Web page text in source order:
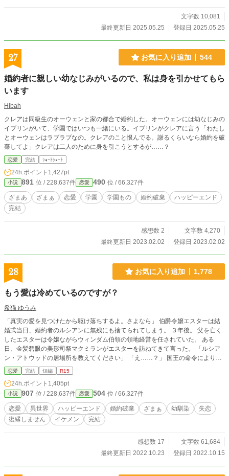
文字数 10,081
最終更新日 2025.05.25
登録日 2025.05.25
27 お気に入り追加 544
婚約者に親しい幼なじみがいるので、私は身を引かせてもら
います
Hibah
クレアは同級生のオーウェンと家の都合で婚約した。オーウェンには幼なじみの
イブリンがいて、学園ではいつも一緒にいる。イブリンがクレアに言う「わたし
とオーウェンはラブラブなの。クレアのこと恨んでる。謝るくらいなら婚約を破
棄してよ」クレアは二人のために身を引こうとするが……？
恋愛 完結 ｼｮｰﾄｼｮｰﾄ
24h.ポイント 1,427pt
小説 891 位 / 228,637件 恋愛 490 位 / 66,327件
ざまあ ざまぁ 恋愛 学園 学園もの 婚約破棄
ハッピーエンド
完結
感想数 2
文字数 4,270
最終更新日 2023.02.02
登録日 2023.02.02
28 お気に入り追加 1,778
もう愛は冷めているのですが？
希猫 ゆうみ
「真実の愛を見つけたから駆け落ちするよ。さよなら」 伯爵令嬢エスターは結
婚式当日、婚約者のルシアンに無残にも捨てられてしまう。 ３年後。 父を亡く
したエスターは令嬢ながらウィンダム伯領の領地経営を任されていた。 ある
日、金髪碧眼の美形司祭マクミランがエスターを訪ねてきて言った。 「ルシア
ン・アトウッドの居場所を教えてください」 「え……？」 国王の命令によりエ
スターの元婚約者を探しているとのこと。 忘れたはずの愛しさに突き動かさ
れ、マクミラン司祭と共にルシアンを探すエスター。 しかしルシアンとの再会
で心優しいエスターの愛はついに冷め切り、完全に凍り付く。 「助けてくれエ
スター！僕を愛しているから探してくれたんだろう！？」 「いいえ。あなたへ
の愛はもう冷めています」 やがて悲しみはエスターを真実の愛へと導いてい
く…… ◇ ◇ ◇ 完結いたしました！ありがとうございました！ 誤字報告の
ご協力にも心から感謝申し上げます。
恋愛 完結 短編 R15
24h.ポイント 1,405pt
小説 907 位 / 228,637件 恋愛 504 位 / 66,327件
恋愛 異世界 ハッピーエンド 婚約破棄 ざまぁ 幼馴染
失恋
復縁しません
イケメン 完結
感想数 17
文字数 61,684
最終更新日 2022.10.23
登録日 2022.10.15